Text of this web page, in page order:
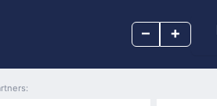
– +